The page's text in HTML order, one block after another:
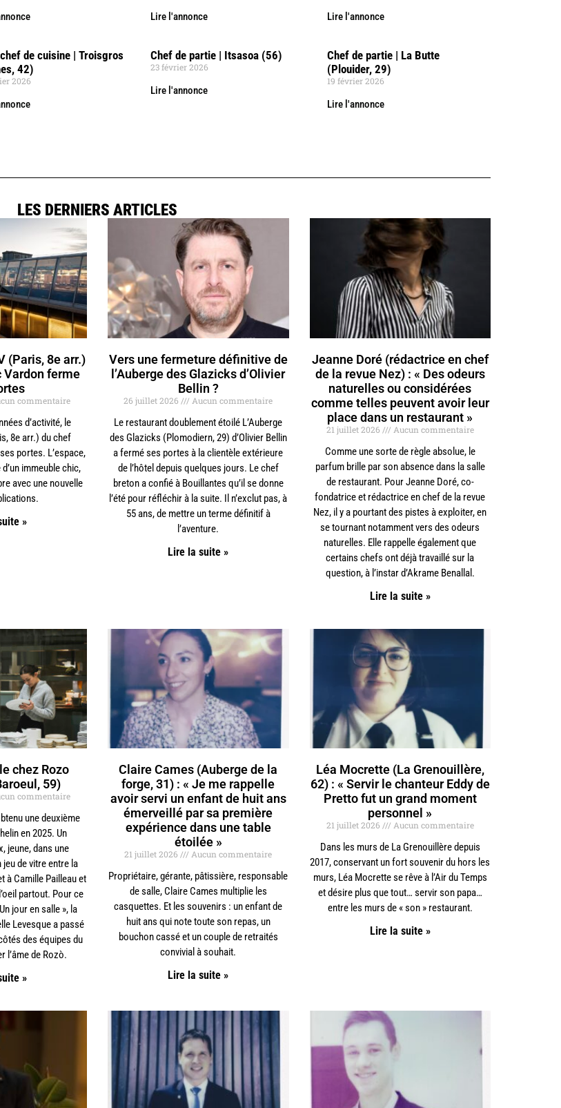
Lire l'annonce Lire l'annonce
de cuisine | Troisgros
42)
2026
Chef de partie | Itsasoa (56)
23 février 2026
Lire l'annonce
Chef de partie | La Butte
(Plouider, 29)
19 février 2026
Lire l'annonce
LES DERNIERS ARTICLES
(Paris, 8e arr.)
Vardon ferme
commentaire
d’activité, le
8e arr.) du chef
portes. L’espace,
immeuble chic,
avec une nouvelle
»
Vers une fermeture définitive de
l’Auberge des Glazicks d’Olivier
Bellin ?
26 juillet 2026 Aucun commentaire
Le restaurant doublement étoilé L’Auberge
des Glazicks (Plomodiern, 29) d’Olivier Bellin
a fermé ses portes à la clientèle extérieure
de l’hôtel depuis quelques jours. Le chef
breton a confié à Bouillantes qu’il se donne
l’été pour réfléchir à la suite. Il n’exclut pas, à
55 ans, de mettre un terme définitif à
l’aventure.
Lire la suite »
Jeanne Doré (rédactrice en chef
de la revue Nez) : « Des odeurs
naturelles ou considérées
comme telles peuvent avoir leur
place dans un restaurant »
21 juillet 2026 Aucun commentaire
Comme une sorte de règle absolue, le
parfum brille par son absence dans la salle
de restaurant. Pour Jeanne Doré, co-
fondatrice et rédactrice en chef de la revue
Nez, il y a pourtant des pistes à exploiter, en
se tournant notamment vers des odeurs
naturelles. Elle rappelle également que
certains chefs ont déjà travaillé sur la
question, à l’instar d’Akrame Benallal.
Lire la suite »
chez Rozo
59)
commentaire
une deuxième
en 2025. Un
jeune, dans une
de vitre entre la
à Camille Pailleau et
partout. Pour ce
jour en salle », la
Levesque a passé
des équipes du
l’âme de Rozò.
»
Claire Cames (Auberge de la
forge, 31) : « Je me rappelle
avoir servi un enfant de huit ans
émerveillé par sa première
expérience dans une table
étoilée »
21 juillet 2026 Aucun commentaire
Propriétaire, gérante, pâtissière, responsable
de salle, Claire Cames multiplie les
casquettes. Et les souvenirs : un enfant de
huit ans qui note toute son repas, un
bouchon cassé et un couple de retraités
convivial à souhait.
Lire la suite »
Léa Mocrette (La Grenouillère,
62) : « Servir le chanteur Eddy de
Pretto fut un grand moment
personnel »
21 juillet 2026 Aucun commentaire
Dans les murs de La Grenouillère depuis
2017, conservant un fort souvenir du hors les
murs, Léa Mocrette se rêve à l’Air du Temps
et désire plus que tout… servir son papa…
entre les murs de « son » restaurant.
Lire la suite »